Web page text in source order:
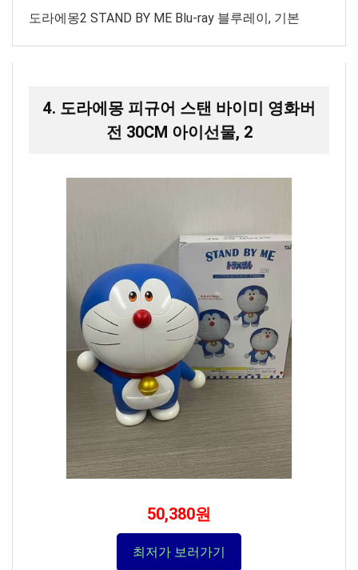
도라에몽2 STAND BY ME Blu-ray 블루레이, 기본
4. 도라에몽 피규어 스탠 바이미 영화버
전 30CM 아이선물, 2
50,380원
최저가 보러가기